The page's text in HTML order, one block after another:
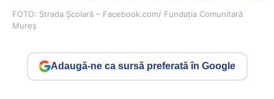
FOTO: Strada Școlară – Facebook.com/ Fundația Comunitară
Mureș
Adaugă-ne ca sursă preferată în Google